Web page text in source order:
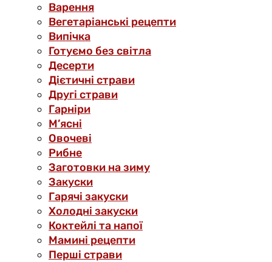
Варення
Вегетаріанські рецепти
Випічка
Готуємо без світла
Десерти
Дієтичні страви
Другі страви
Гарніри
М’ясні
Овочеві
Рибне
Заготовки на зиму
Закуски
Гарячі закуски
Холодні закуски
Коктейлі та напої
Мамині рецепти
Перші страви